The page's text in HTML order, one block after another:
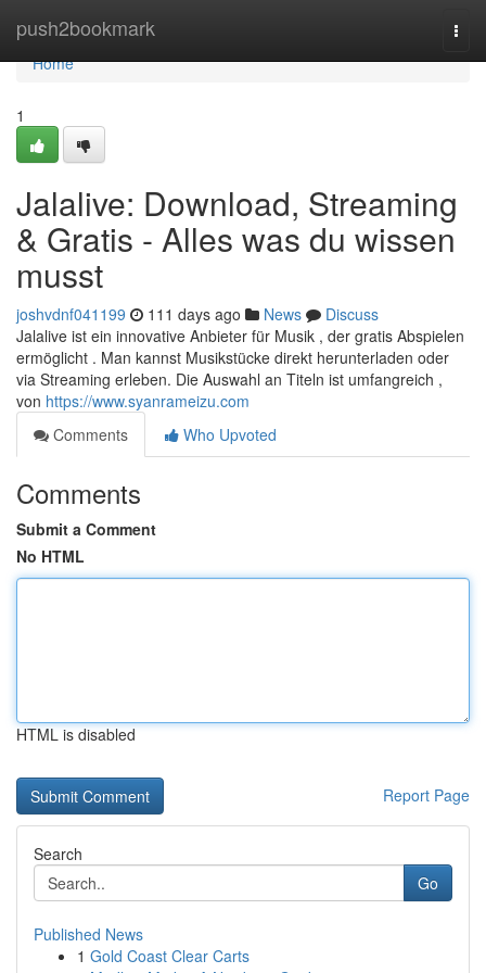
push2bookmark
Home
Home
1
Jalalive: Download, Streaming
& Gratis - Alles was du wissen
musst
joshvdnf041199 111 days ago News
Discuss
Jalalive ist ein innovative Anbieter für Musik , der gratis Abspielen
ermöglicht . Man kannst Musikstücke direkt herunterladen oder
via Streaming erleben. Die Auswahl an Titeln ist umfangreich ,
von https://www.syanrameizu.com
Comments
Who Upvoted
Comments
Submit a Comment
No HTML
HTML is disabled
Report Page
Search
Go
Published News
1 Gold Coast Clear Carts